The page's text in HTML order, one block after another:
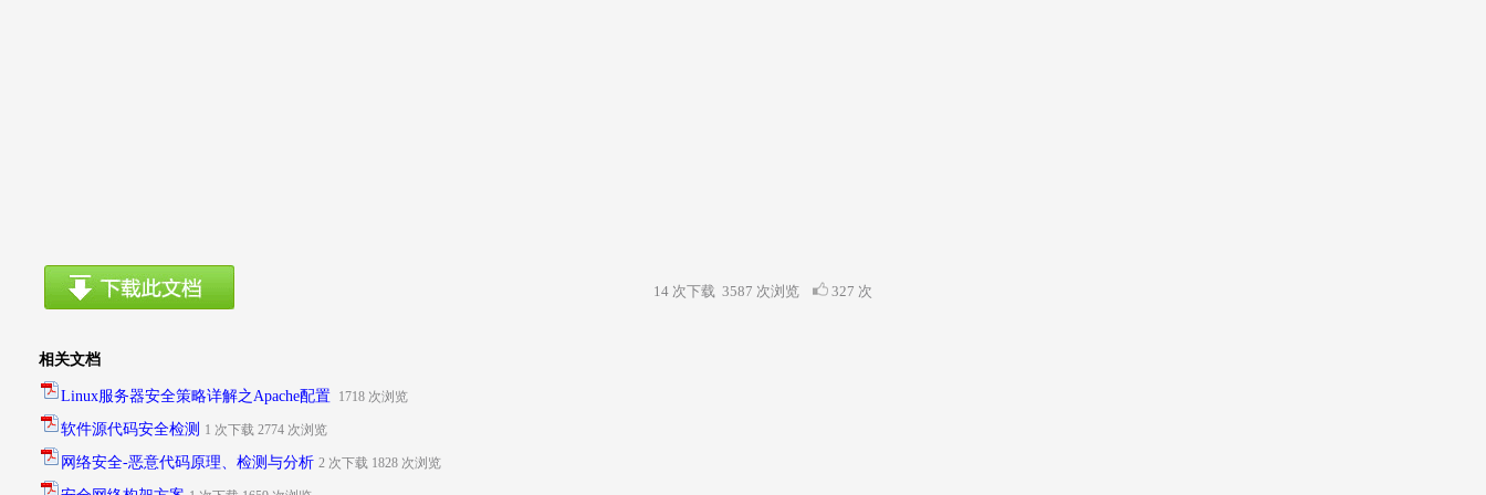
14 次下载 3587 次浏览 327 次
相关文档
Linux服务器安全策略详解之Apache配置 1718 次浏览
软件源代码安全检测 1 次下载 2774 次浏览
网络安全-恶意代码原理、检测与分析 2 次下载 1828 次浏览